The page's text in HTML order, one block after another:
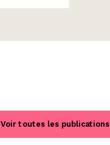
Voir toutes les publications